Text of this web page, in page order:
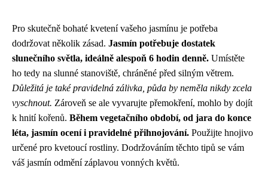
Pro skutečně bohaté kvetení vašeho jasmínu je potřeba
dodržovat několik zásad. Jasmín potřebuje dostatek
slunečního světla, ideálně alespoň 6 hodin denně. Umístěte
ho tedy na slunné stanoviště, chráněné před silným větrem.
Důležitá je také pravidelná zálivka, půda by neměla nikdy zcela
vyschnout. Zároveň se ale vyvarujte přemokření, mohlo by dojít
k hnití kořenů. Během vegetačního období, od jara do konce
léta, jasmín ocení i pravidelné přihnojování. Použijte hnojivo
určené pro kvetoucí rostliny. Dodržováním těchto tipů se vám
váš jasmín odmění záplavou vonných květů.